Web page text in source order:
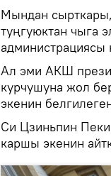
Мындан
туңгуюктан чыга
администрациясы
Ал эми АКШ
курчушуна жол
экенин
Си Цзиньпин
каршы экенин